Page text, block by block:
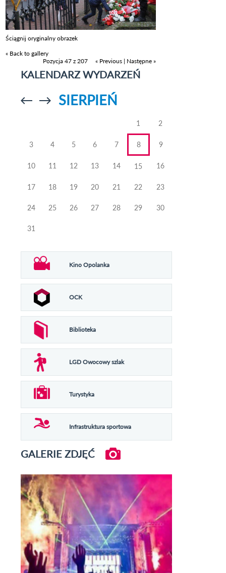
Ściągnij oryginalny obrazek
« Back to gallery
Pozycja 47 z 207
« Previous | Następne »
KALENDARZ WYDARZEŃ
Przejdź doPrzejdź do
SIERPIEŃ
1 2
3 4 5 6 7 8 9
10 11 12 13 14 15 16
17 18 19 20 21 22 23
24 25 26 27 28 29 30
31
Kino Opolanka
OCK
Biblioteka
LGD Owocowy szlak
Turystyka
Infrastruktura sportowa
GALERIE ZDJĘĆ